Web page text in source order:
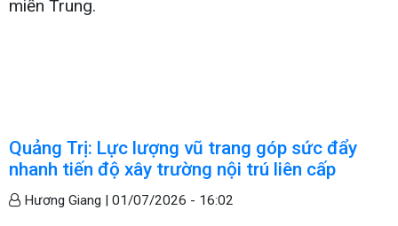
miền Trung.
Quảng Trị: Lực lượng vũ trang góp sức đẩy
nhanh tiến độ xây trường nội trú liên cấp
Hương Giang | 01/07/2026 - 16:02